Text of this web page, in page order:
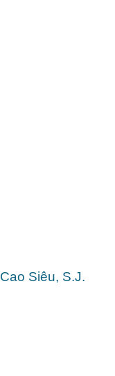
Siêu, S.J.